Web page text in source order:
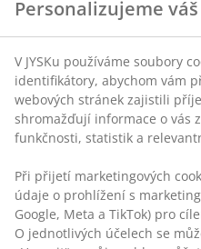
Personalizujeme
V JYSKu používáme soubory
identifikátory, abychom vám
webových stránek zajistili
shromažďují informace o vás
funkčnosti, statistik a
Při přijetí marketingových
údaje o prohlížení s
Google, Meta a TikTok) pro
O jednotlivých účelech se